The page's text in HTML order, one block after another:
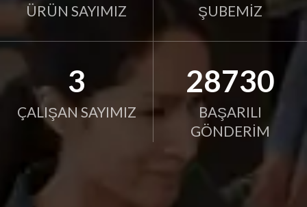
ÜRÜN SAYIMIZ ŞUBEMİZ
3
ÇALIŞAN SAYIMIZ
29016
BAŞARILI
GÖNDERİM